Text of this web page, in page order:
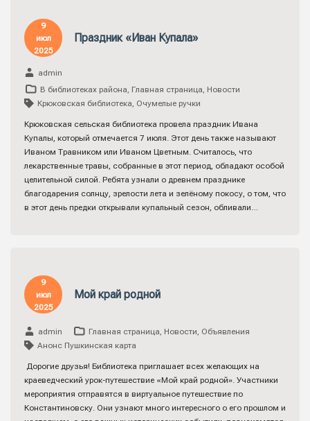
9
июл
2025
Праздник «Иван Купала»
admin
В библиотеках района, Главная страница, Новости
Крюковская библиотека, Очумелые ручки
Крюковская сельская библиотека провела праздник Ивана
Купалы, который отмечается 7 июля. Этот день также называют
Иваном Травником или Иваном Цветным. Считалось, что
лекарственные травы, собранные в этот период, обладают особой
целительной силой. Ребята узнали о древнем празднике
благодарения солнцу, зрелости лета и зелёному покосу, о том, что
в этот день предки открывали купальный сезон, обливали…
9
июл
2025
Мой край родной
admin Главная страница, Новости, Объявления
Анонс Пушкинская карта
Дорогие друзья! Библиотека приглашает всех желающих на
краеведческий урок-путешествие «Мой край родной». Участники
мероприятия отправятся в виртуальное путешествие по
Константиновску. Они узнают много интересного о его прошлом и